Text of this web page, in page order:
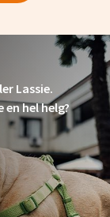
Lassie.
hel helg?